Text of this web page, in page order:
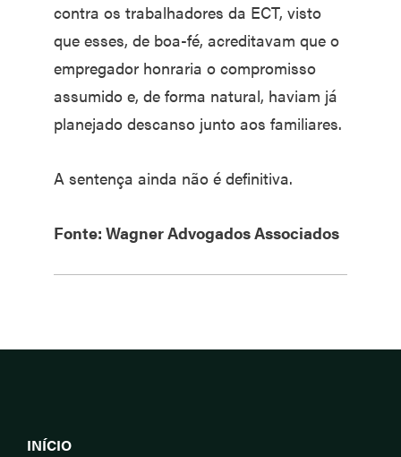
contra os trabalhadores da ECT, visto
que esses, de boa-fé, acreditavam que o
empregador honraria o compromisso
assumido e, de forma natural, haviam já
planejado descanso junto aos familiares.
A sentença ainda não é definitiva.
Fonte: Wagner Advogados Associados
INÍCIO